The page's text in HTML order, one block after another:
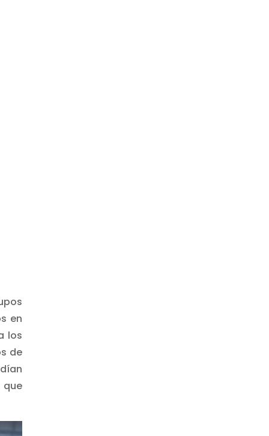
en
los
de